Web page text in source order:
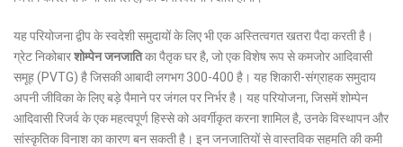
यह परियोजना द्वीप के स्वदेशी समुदायों के लिए भी एक अस्तित्वगत खतरा पैदा करती है।
ग्रेट निकोबारशोम्पेन जनजातिका पैतृक घर है, जो एक विशेष रूप से कमजोर आदिवासी
समूह (PVTG) है जिसकी आबादी लगभग 300-400 है। यह शिकारी-संग्राहक समुदाय
अपनी जीविका के लिए बड़े पैमाने पर जंगल पर निर्भर है। यह परियोजना, जिसमें शोम्पेन
आदिवासी रिजर्व के एक महत्वपूर्ण हिस्से को अवर्गीकृत करना शामिल है, उनके विस्थापन और
सांस्कृतिक विनाश का कारण बन सकती है। इन जनजातियों से वास्तविक सहमति की कमी